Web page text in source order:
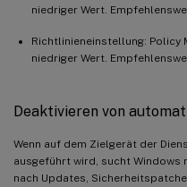
niedriger Wert.
Richtlinieneinstellung: Policy
niedriger Wert.
Deaktivieren von
Wenn auf dem Zielgerät der
ausgeführt wird, sucht
nach Updates,